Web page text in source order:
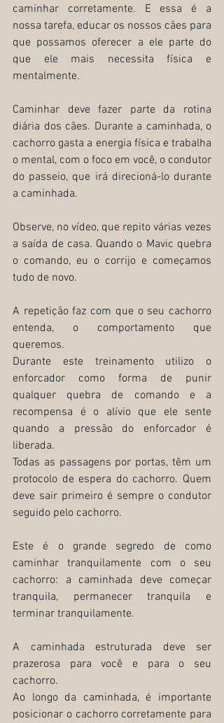
caminhar corretamente. E essa é a
nossa tarefa, educar os nossos cães para
que possamos oferecer a ele parte do
que ele mais necessita física e
mentalmente.
Caminhar deve fazer parte da rotina
diária dos cães. Durante a caminhada, o
cachorro gasta a energia física e trabalha
o mental, com o foco em você, o condutor
do passeio, que irá direcioná-lo durante
a caminhada.
Observe, no vídeo, que repito várias vezes
a saída de casa. Quando o Mavic quebra
o comando, eu o corrijo e começamos
tudo de novo.
A repetição faz com que o seu cachorro
entenda, o comportamento que
queremos.
Durante este treinamento utilizo o
enforcador como forma de punir
qualquer quebra de comando e a
recompensa é o alívio que ele sente
quando a pressão do enforcador é
liberada.
Todas as passagens por portas, têm um
protocolo de espera do cachorro. Quem
deve sair primeiro é sempre o condutor
seguido pelo cachorro.
Este é o grande segredo de como
caminhar tranquilamente com o seu
cachorro: a caminhada deve começar
tranquila, permanecer tranquila e
terminar tranquilamente.
A caminhada estruturada deve ser
prazerosa para você e para o seu
cachorro.
Ao longo da caminhada, é importante
posicionar o cachorro corretamente para